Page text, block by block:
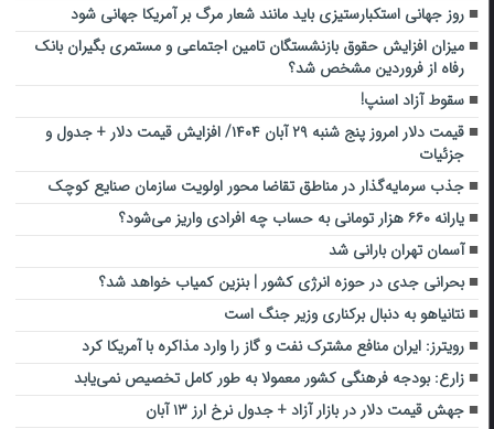
روز جهانی استکبارستیزی باید مانند شعار مرگ بر آمریکا جهانی شود
میزان افزایش حقوق بازنشستگان تامین اجتماعی و مستمری بگیران بانک
رفاه از فروردین مشخص شد؟
سقوط‌ آزاد اسنپ!
قیمت دلار امروز پنج شنبه ۲۹ آبان ۱۴۰۴/ افزایش قیمت دلار + جدول و
جزئیات
جذب سرمایه‌گذار در مناطق تقاضا محور اولویت سازمان صنایع کوچک
یارانه ۶۶۰ هزار تومانی به حساب چه افرادی واریز می‌شود؟
آسمان تهران بارانی شد
بحرانی جدی در حوزه انرژی کشور | بنزین کمیاب خواهد شد؟
نتانیاهو به دنبال برکناری وزیر جنگ است
رویترز: ایران منافع مشترک نفت و گاز را وارد مذاکره با آمریکا کرد
زارع: بودجه فرهنگی کشور معمولا به طور کامل تخصیص نمی‌یابد
جهش قیمت دلار در بازار آزاد + جدول نرخ ارز ۱۳ آبان